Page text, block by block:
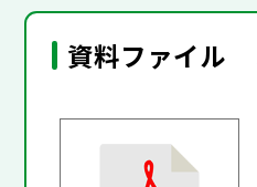
資料ファイル